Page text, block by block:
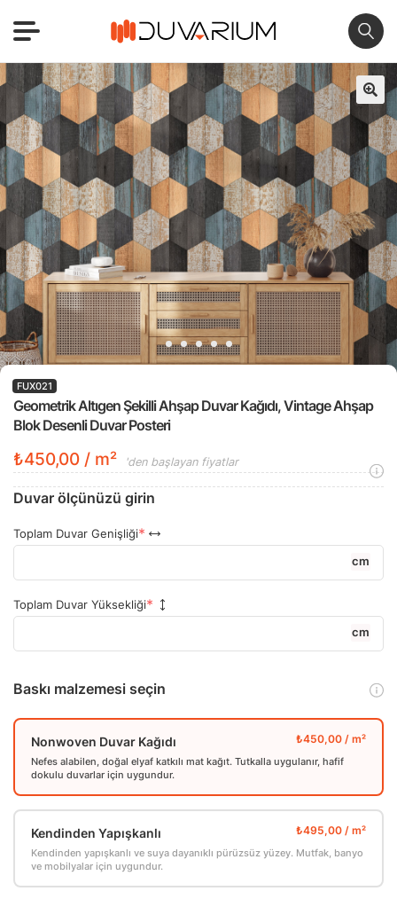
Geometrik Altıgen Şekilli Ahşap Duvar Kağıdı, Vintage Ahşap
Blok Desenli Duvar Posteri
FUX021
₺450,00 / m² 'den başlayan fiyatlar
Duvar ölçünüzü girin
Toplam Duvar Genişliği
cm
Toplam Duvar Yüksekliği
cm
Baskı malzemesi seçin
Nonwoven Duvar Kağıdı
Nefes alabilen, doğal elyaf katkılı mat kağıt. Tutkalla uygulanır, hafif
dokulu duvarlar için uygundur.
Kendinden Yapışkanlı
Kendinden yapışkanlı ve suya dayanıklı pürüzsüz yüzey. Mutfak, banyo
ve mobilyalar için uygundur.